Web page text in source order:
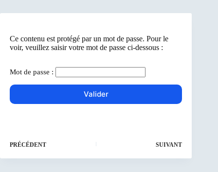
Ce contenu est protégé par un mot de passe. Pour le
voir, veuillez saisir votre mot de passe ci-dessous :
Mot de passe :
PRÉCÉDENT SUIVANT